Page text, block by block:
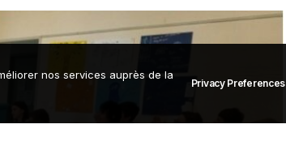
nos services auprès de la
Privacy Preferences